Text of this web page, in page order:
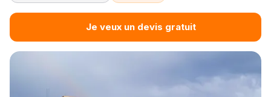
Je veux un devis gratuit